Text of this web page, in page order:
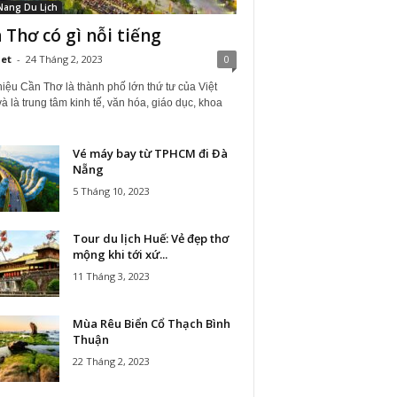
Du Lịch
Thơ có gì nỗi tiếng
- 24 Tháng 2, 2023 0
Cần Thơ là thành phố lớn thứ tư của Việt
là trung tâm kinh tế, văn hóa, giáo dục, khoa
Vé máy bay từ TPHCM đi Đà
Nẵng
5 Tháng 10, 2023
Tour du lịch Huế: Vẻ đẹp thơ
mộng khi tới xứ...
11 Tháng 3, 2023
Mùa Rêu Biển Cổ Thạch Bình
Thuận
22 Tháng 2, 2023